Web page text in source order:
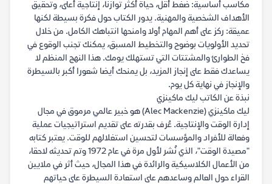
مكاسب أساسية: ضغط أقل، حياة أكثر توازنا، إنتاجية أعلى، وتحقيق
الأهداف الشخصية والمهنية. يدور الكتاب حول فكرة بسيطة لكنها
عميقة: ركز على أهم المهام أولا وامنحها انتباهك الكامل. من خلال
تحديد الأولويات بوضوح والتخطيط المسبق، يمكنك تجنب الوقوع في
فخ الطوارئ والمشتتات التي تستهلك يومك. هذا النهج المنظم لا
يساعدك فقط على إنجاز المزيد، بل يمنحك أيضا شعورا أكبر بالسيطرة
والإنجاز في نهاية كل يوم.
نبذة عن الكاتب ليك ماكينزي
ليك ماكينزي (Alec Mackenzie) هو خبير عالمي مرموق في مجال
إدارة الوقت والإنتاجية. عُرف بقدرته على تقديم استراتيجيات عملية
وفعالة للأفراد والمؤسسات لتحسين استغلالهم للوقت. يعتبر كتابه
"مصيدة الوقت"، الذي نُشر لأول مرة في عام 1972 وتم تحديثه لاحقا،
من الأعمال الكلاسيكية والرائدة في هذا المجال، حيث أثر في ملايين
القراء حول العالم وساعدهم على استعادة السيطرة على حياتهم